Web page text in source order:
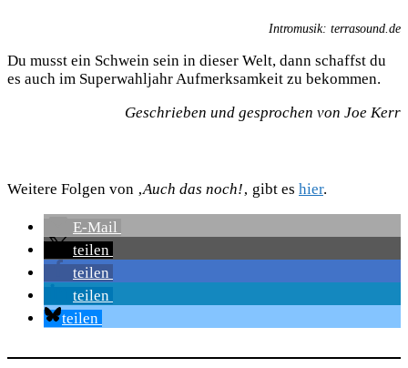
Intromusik: terrasound.de
Du musst ein Schwein sein in dieser Welt, dann schaffst du
es auch im Superwahljahr Aufmerksamkeit zu bekommen.
Geschrieben und gesprochen von Joe Kerr
Weitere Folgen von ‚Auch das noch!‚ gibt es hier.
E-Mail
teilen
teilen
teilen
teilen